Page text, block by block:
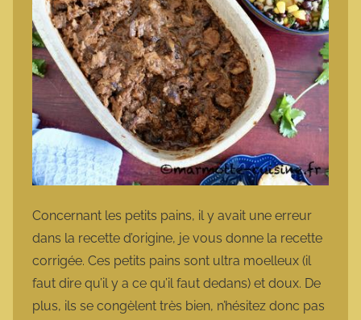
Concernant les petits pains, il y avait une erreur
dans la recette d’origine, je vous donne la recette
corrigée. Ces petits pains sont ultra moelleux (il
faut dire qu’il y a ce qu’il faut dedans) et doux. De
plus, ils se congèlent très bien, n’hésitez donc pas